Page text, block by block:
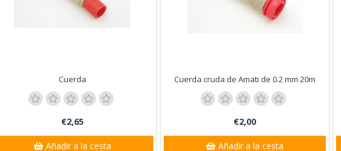
Cuerda
€2,65
Añadir a la cesta
Cuerda cruda de Amati de 0.2 mm 20m
€2,00
Añadir a la cesta